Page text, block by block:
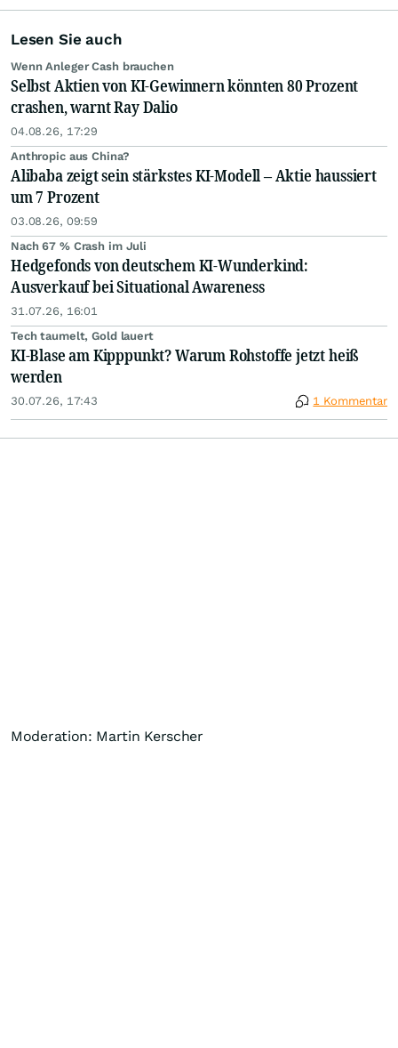
Lesen Sie auch
Wenn Anleger Cash brauchen
Selbst Aktien von KI-Gewinnern könnten 80 Prozent
crashen, warnt Ray Dalio
04.08.26, 17:29
Anthropic aus China?
Alibaba zeigt sein stärkstes KI-Modell – Aktie haussiert
um 7 Prozent
03.08.26, 09:59
Nach 67 % Crash im Juli
Hedgefonds von deutschem KI-Wunderkind:
Ausverkauf bei Situational Awareness
31.07.26, 16:01
Tech taumelt, Gold lauert
KI-Blase am Kipppunkt? Warum Rohstoffe jetzt heiß
werden
30.07.26, 17:43 1 Kommentar
Moderation: Martin Kerscher